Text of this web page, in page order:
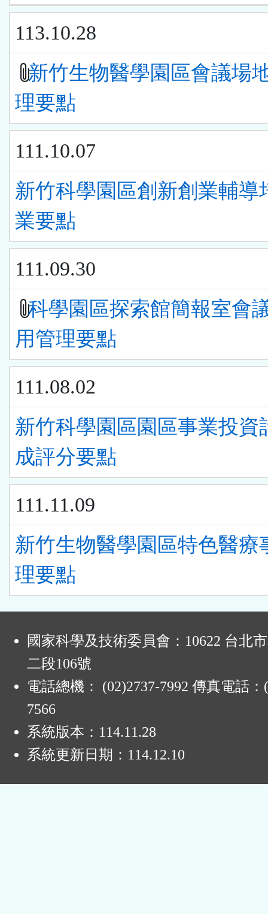
113.10.28
新竹生物醫學園區會議場
理要點
111.10.07
新竹科學園區創新創業輔導
業要點
111.09.30
科學園區探索館簡報室會
用管理要點
111.08.02
新竹科學園區園區事業投資
成評分要點
111.11.09
新竹生物醫學園區特色醫療
理要點
國家科學及技術委員會：10622 台北
二段106號
電話總機： (02)2737-7992 傳真電話：
7566
系統版本： 114.11.28
系統更新日期： 114.12.10